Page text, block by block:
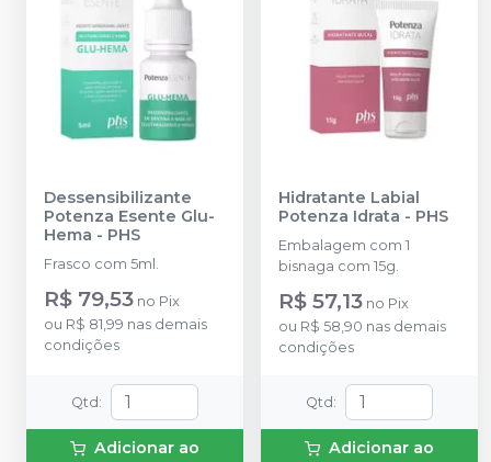
Dessensibilizante
Potenza Esente Glu-
Hema - PHS
Frasco com 5ml.
R$ 79,53 no Pix
ou R$ 81,99 nas demais
condições
Qtd :
Adicionar ao
Hidratante Labial
Potenza Idrata - PHS
Embalagem com 1
bisnaga com 15g.
R$ 57,13 no Pix
ou R$ 58,90 nas demais
condições
Qtd :
Adicionar ao